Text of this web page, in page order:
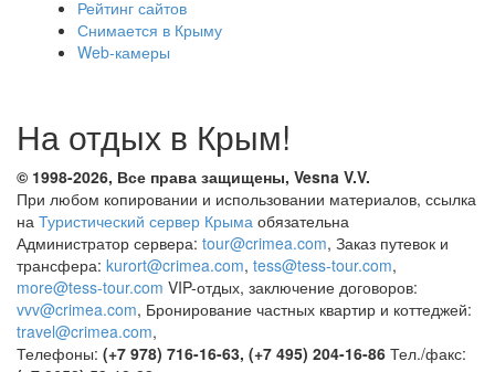
Рейтинг сайтов
Снимается в Крыму
Web-камеры
На отдых в Крым!
© 1998-2026, Все права защищены, Vesna V.V.
При любом копировании и использовании материалов, ссылка
на Туристический сервер Крыма обязательна
Администратор сервера: tour@crimea.com, Заказ путевок и
трансфера: kurort@crimea.com, tess@tess-tour.com,
more@tess-tour.com VIP-отдых, заключение договоров:
vvv@crimea.com, Бронирование частных квартир и коттеджей:
travel@crimea.com,
Телефоны: (+7 978) 716-16-63, (+7 495) 204-16-86 Тел./факс: